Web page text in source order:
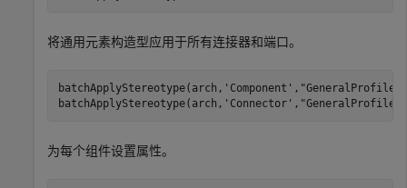
将通用元素构造型应用于所有连接器和端口。
batchApplyStereotype(arch, 'Component' ,
batchApplyStereotype(arch, 'Connector' ,
为每个组件设置属性。